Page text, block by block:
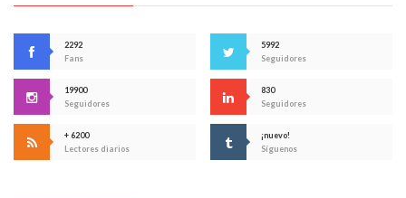
2292
Fans
5992
Seguidores
19900
Seguidores
830
Seguidores
+ 6200
Lectores diarios
¡nuevo!
Síguenos